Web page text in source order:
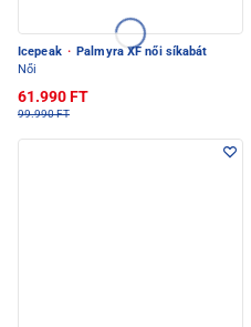
Icepeak · Palmyra XF női síkabát
Női
61.990 FT
99.990 FT